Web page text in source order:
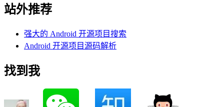
站外推荐
强大的 Android 开源项目搜索
Android 开源项目源码解析
找到我